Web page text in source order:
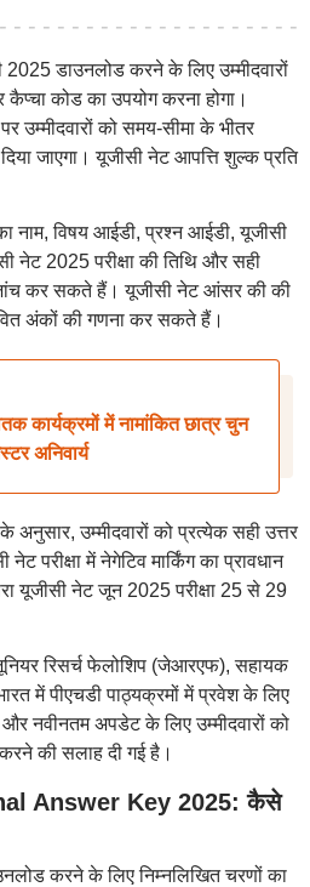
डाउनलोड करने के लिए उम्मीदवारों
कोड का उपयोग करना होगा।
उम्मीदवारों को समय-सीमा के भीतर
जाएगा। यूजीसी नेट आपत्ति शुल्क प्रति
नाम, विषय आईडी, प्रश्न आईडी, यूजीसी
नेट 2025 परीक्षा की तिथि और सही
कर सकते हैं। यूजीसी नेट आंसर की की
अंकों की गणना कर सकते हैं।
कार्यक्रमों में नामांकित छात्र चुन
अनिवार्य
अनुसार, उम्मीदवारों को प्रत्येक सही उत्तर
परीक्षा में नेगेटिव मार्किंग का प्रावधान
यूजीसी नेट जून 2025 परीक्षा 25 से 29
रिसर्च फेलोशिप (जेआरएफ), सहायक
में पीएचडी पाठ्यक्रमों में प्रवेश के लिए
नवीनतम अपडेट के लिए उम्मीदवारों को
की सलाह दी गई है।
Answer Key 2025: कैसे
करने के लिए निम्नलिखित चरणों का